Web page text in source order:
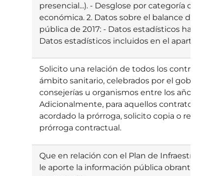
presencial...). - Desglose por categoría de
económica. 2. Datos sobre el balance de
pública de 2017: - Datos estadísticos
Datos estadísticos incluidos en el apartado
Solicito una relación de todos los contratos
ámbito sanitario, celebrados por el gobierno
consejerías u organismos entre los años 1997
Adicionalmente, para aquellos contratos
acordado la prórroga, solicito copia o
prórroga contractual.
Que en relación con el Plan de
le aporte la información pública obrante en